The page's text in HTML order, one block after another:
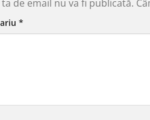
de email nu va fi publicată.
*